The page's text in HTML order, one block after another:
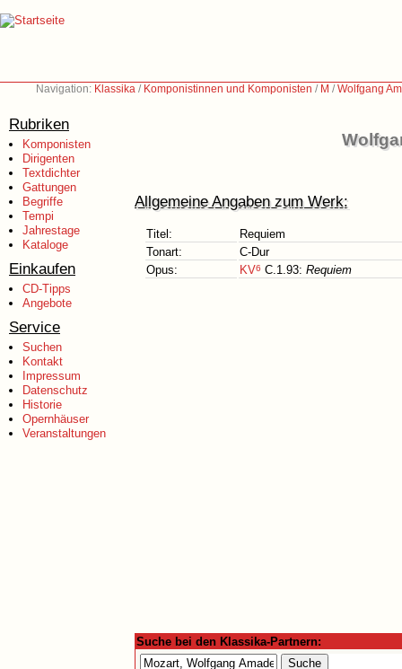
Navigation: Klassika / Komponistinnen und Komponisten / M /Wolfgang
Rubriken
Komponisten
Dirigenten
Textdichter
Gattungen
Begriffe
Tempi
Jahrestage
Kataloge
Einkaufen
CD-Tipps
Angebote
Service
Suchen
Kontakt
Impressum
Datenschutz
Historie
Opernhäuser
Veranstaltungen
Allgemeine Angaben zum Werk:
Titel:
Requiem
Tonart:
C-Dur
Opus:
KV6 C.1.93: Requiem
Suche bei den Klassika-Partnern: